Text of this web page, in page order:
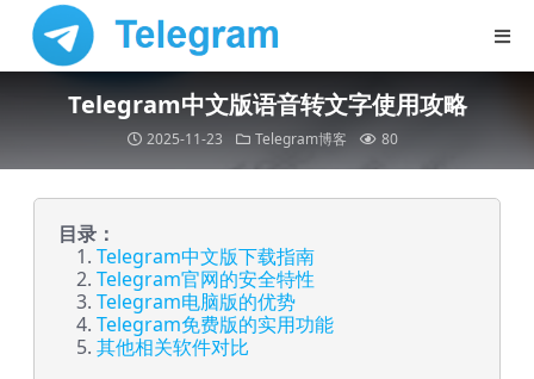
Telegram中文版语音转文字使用攻略
2025-11-23 Telegram博客 80
目录：
Telegram中文版下载指南
Telegram官网的安全特性
Telegram电脑版的优势
Telegram免费版的实用功能
其他相关软件对比